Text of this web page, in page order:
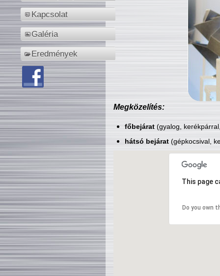
Kapcsolat
Galéria
Eredmények
Megközelítés:
főbejárat(gyalog,
hátsó bejárat(gépkocsival,
This page
Do you own